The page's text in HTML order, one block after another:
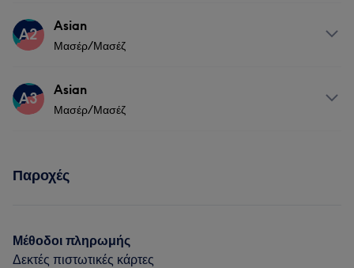
Υπηρεσίες
A2 Asian
Μασέρ/Μασέζ
Υπηρεσίες
A3 Asian
Μασέρ/Μασέζ
Σώμα
Παροχές
Μέθοδοι πληρωμής
Δεκτές πιστωτικές κάρτες